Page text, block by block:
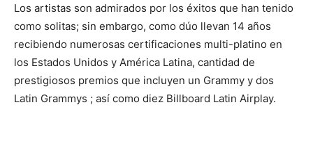
Los artistas son admirados por los éxitos que han tenido
como solitas; sin embargo, como dúo llevan 14 años
recibiendo numerosas certificaciones multi-platino en
los Estados Unidos y América Latina, cantidad de
prestigiosos premios que incluyen un Grammy y dos
Latin Grammys ; así como diez Billboard Latin Airplay.